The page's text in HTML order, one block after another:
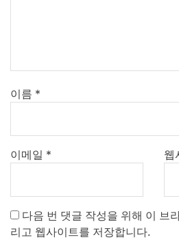
이름 *
이메일 * 웹
다음 번 댓글 작성을 위해 이 브
리고 웹사이트를 저장합니다.